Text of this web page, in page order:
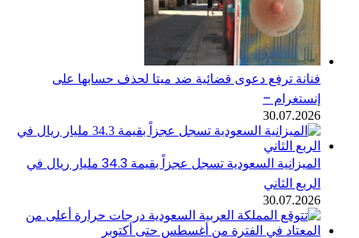
فنانة ترفع دعوى قضائية ضد ميتا لحذف حسابها على
إنستغرام –
30.07.2026
الميزانية السعودية تسجل عجزاً بقيمة 34.3 مليار ريال في
الربع الثاني
30.07.2026